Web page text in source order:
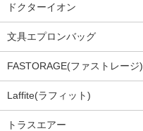
ドクターイオン
文具エプロンバッグ
FASTORAGE(ファストレージ)
Laffite(ラフィット)
トラスエアー